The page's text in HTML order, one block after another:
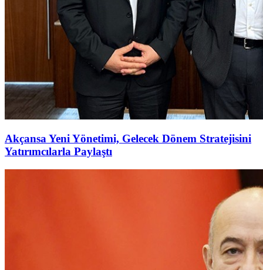
Akçansa Yeni Yönetimi, Gelecek Dönem Stratejisini
Yatırımcılarla Paylaştı